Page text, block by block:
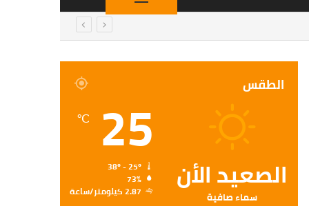
الطقس
الصعيد الأن
سماء صافية
25
℃
73%
2.87 كيلومتر/ساعة